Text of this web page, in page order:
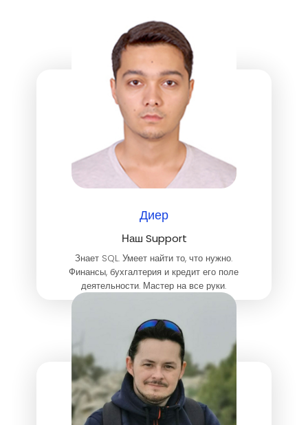
Диер
Наш Support
Знает SQL. Умеет найти то, что нужно.
Финансы, бухгалтерия и кредит его поле
деятельности. Мастер на все руки.